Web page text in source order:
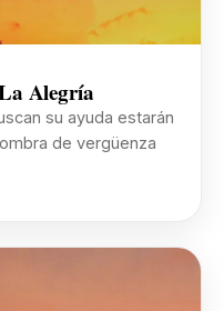
Alegría
su ayuda estarán
de vergüenza